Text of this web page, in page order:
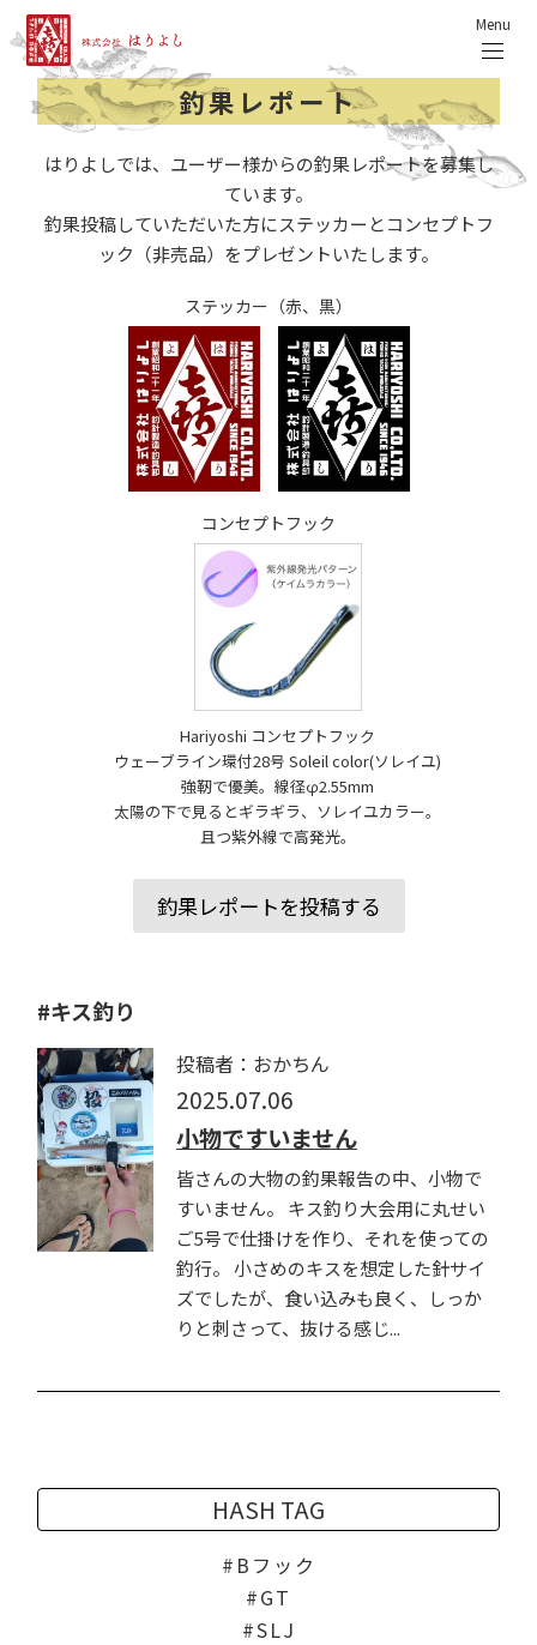
Menu
釣果レポート
はりよしでは、ユーザー様からの釣果レポートを募集し
ています。
釣果投稿していただいた方にステッカーとコンセプトフ
ック（非売品）をプレゼントいたします。
ステッカー（赤、黒）
コンセプトフック
Hariyoshi コンセプトフック
ウェーブライン環付28号 Soleil color(ソレイユ)
強靭で優美。線径φ2.55mm
太陽の下で見るとギラギラ、ソレイユカラー。
且つ紫外線で高発光。
釣果レポートを投稿する
#キス釣り
投稿者：おかちん
2025.07.06
小物ですいません
皆さんの大物の釣果報告の中、小物で
すいません。 キス釣り大会用に丸せい
ご5号で仕掛けを作り、それを使っての
釣行。 小さめのキスを想定した針サイ
ズでしたが、食い込みも良く、しっか
りと刺さって、抜ける感じ...
HASH TAG
Bフック
GT
SLJ